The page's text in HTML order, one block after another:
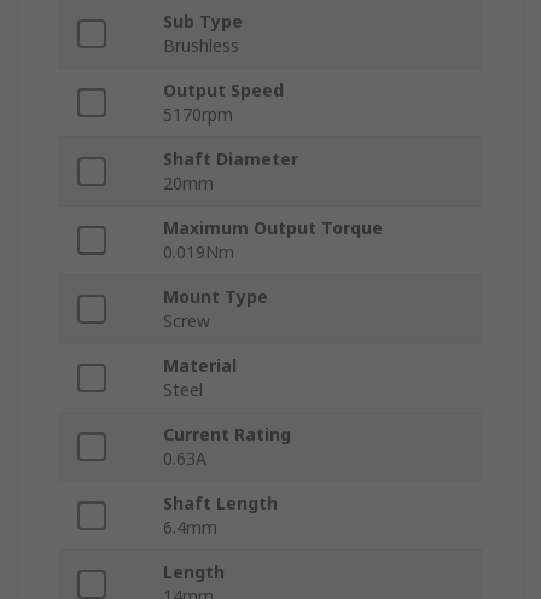
Sub Type
Brushless
Output Speed
5170rpm
Shaft Diameter
20mm
Maximum Output Torque
0.019Nm
Mount Type
Screw
Material
Steel
Current Rating
0.63A
Shaft Length
6.4mm
Length